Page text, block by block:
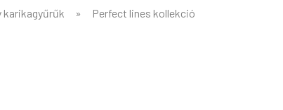
karikagyűrűk Perfect lines kollekció